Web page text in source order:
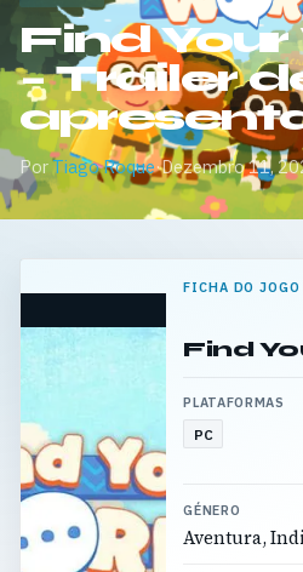
Find
– Trailer
PorTiago Roque·Dezembro 11,
FICHA DO JOGO
Find
PLATAFORMAS
PC
GÉNERO
Aventura,